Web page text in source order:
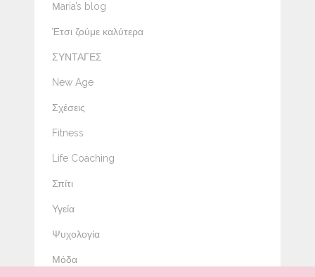
Μaria’s blog
Έτσι ζούμε καλύτερα
ΣΥΝΤΑΓΕΣ
New Age
Σχέσεις
Fitness
Life Coaching
Σπίτι
Υγεία
Ψυχολογία
Μόδα